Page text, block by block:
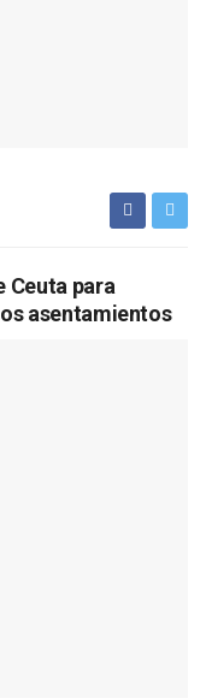
Ceuta para
asentamientos